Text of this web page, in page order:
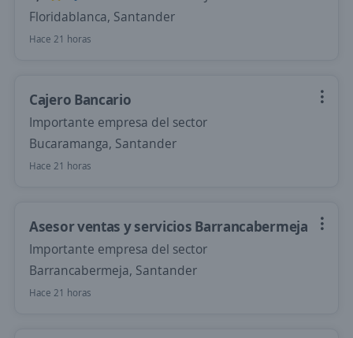
Floridablanca, Santander
Hace 21 horas
Cajero Bancario
Importante empresa del sector
Bucaramanga, Santander
Hace 21 horas
Asesor ventas y servicios Barrancabermeja
Importante empresa del sector
Barrancabermeja, Santander
Hace 21 horas